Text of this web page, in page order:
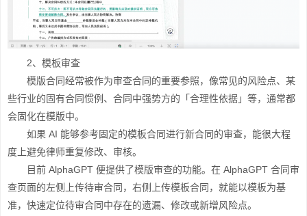
2、模板审查
模版合同经常被作为审查合同的重要参照，像常见的风险点、某
些行业的固有合同惯例、合同中强势方的「合理性依据」等，通常都
会固化在模版中。
如果 AI 能够参考固定的模板合同进行新合同的审查，能很大程
度上避免律师重复修改、审核。
目前 AlphaGPT 便提供了模版审查的功能。在 AlphaGPT 合同审
查页面的左侧上传待审合同，右侧上传模板合同，就能以模板为基
准，快速定位待审合同中存在的遗漏、修改或新增风险点。